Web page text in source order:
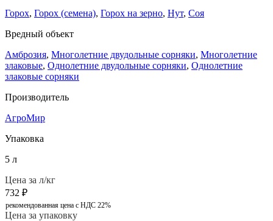
Горох, Горох (семена), Горох на зерно, Нут, Соя
Вредный объект
Амброзия, Многолетние двудольные сорняки, Многолетние
злаковые, Однолетние двудольные сорняки, Однолетние
злаковые сорняки
Производитель
АгроМир
Упаковка
5 л
Цена за л/кг
732 ₽
рекомендованная цена с НДС 22%
Цена за упаковку